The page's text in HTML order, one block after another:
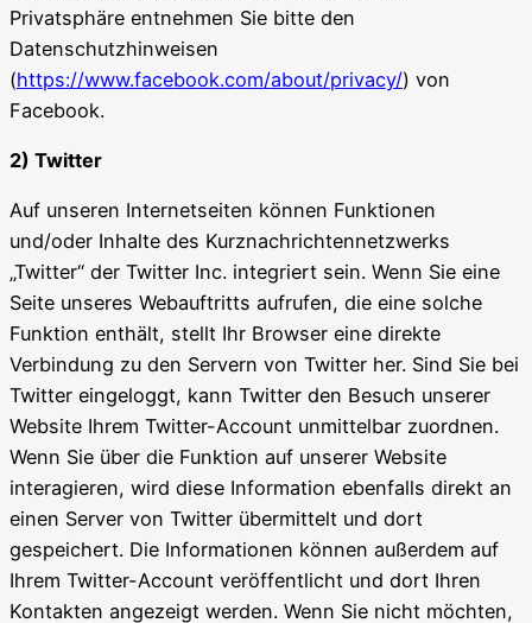
Privatsphäre entnehmen Sie bitte den
Datenschutzhinweisen
(https://www.facebook.com/about/privacy/) von
Facebook.
2) Twitter
Auf unseren Internetseiten können Funktionen
und/oder Inhalte des Kurznachrichtennetzwerks
„Twitter“ der Twitter Inc. integriert sein. Wenn Sie eine
Seite unseres Webauftritts aufrufen, die eine solche
Funktion enthält, stellt Ihr Browser eine direkte
Verbindung zu den Servern von Twitter her. Sind Sie bei
Twitter eingeloggt, kann Twitter den Besuch unserer
Website Ihrem Twitter-Account unmittelbar zuordnen.
Wenn Sie über die Funktion auf unserer Website
interagieren, wird diese Information ebenfalls direkt an
einen Server von Twitter übermittelt und dort
gespeichert. Die Informationen können außerdem auf
Ihrem Twitter-Account veröffentlicht und dort Ihren
Kontakten angezeigt werden. Wenn Sie nicht möchten,